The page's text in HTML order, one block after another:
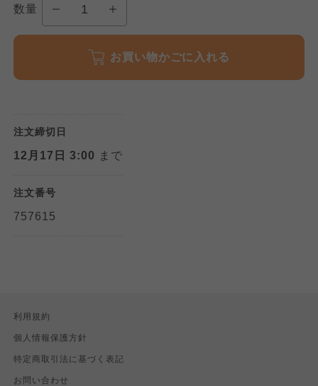
数量
お買い物かごに入れる
注文締切日
12月17日 3:00 まで
注文番号
757615
利用規約
個人情報保護方針
特定商取引法に基づく表記
お問い合わせ
わかやま市民生協